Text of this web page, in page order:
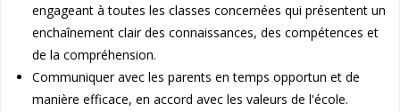
engageant à toutes les classes concernées qui présentent un
enchaînement clair des connaissances, des compétences et
de la compréhension.
Communiquer avec les parents en temps opportun et de
manière efficace, en accord avec les valeurs de l'école.